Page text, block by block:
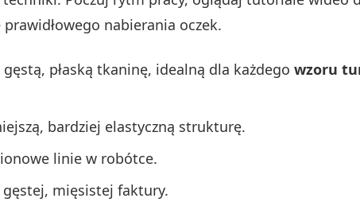
nabierania oczek.
gęstą, płaską tkaninę, idealną dla każdego wzoru
bardziej elastyczną strukturę.
linie w robótce.
gęstej, mięsistej faktury.